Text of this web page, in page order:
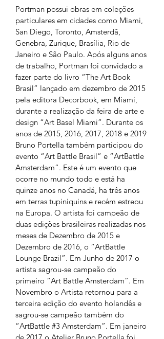
Portman possui obras em coleções
particulares em cidades como Miami,
San Diego, Toronto, Amsterdã,
Genebra, Zurique, Brasília, Rio de
Janeiro e São Paulo. Após alguns anos
de trabalho, Portman foi convidado a
fazer parte do livro “The Art Book
Brasil” lançado em dezembro de 2015
pela editora Decorbook, em Miami,
durante a realização da feira de arte e
design “Art Basel Miami”. Durante os
anos de 2015, 2016, 2017, 2018 e 2019
Bruno Portella também participou do
evento “Art Battle Brasil” e “ArtBattle
Amsterdam”. Este é um evento que
ocorre no mundo todo e está ha
quinze anos no Canadá, ha três anos
em terras tupiniquins e recém estreou
na Europa. O artista foi campeão de
duas edições brasileiras realizadas nos
meses de Dezembro de 2015 e
Dezembro de 2016, o “ArtBattle
Lounge Brazil”. Em Junho de 2017 o
artista sagrou-se campeão do
primeiro “Art Battle Amsterdam”. Em
Novembro o Artista retornou para a
terceira edição do evento holandês e
sagrou-se campeão também do
“ArtBattle #3 Amsterdam”. Em janeiro
de 2017 o Atelier Bruno Portella foi